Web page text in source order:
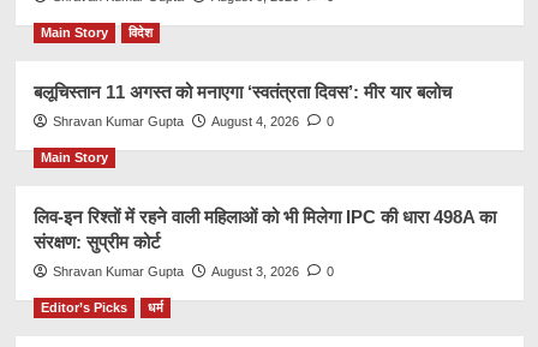
Main Story विदेश
बलूचिस्तान 11 अगस्त को मनाएगा ‘स्वतंत्रता दिवस’: मीर यार बलोच
Shravan Kumar Gupta August 4, 2026 0
Main Story
लिव-इन रिश्तों में रहने वाली महिलाओं को भी मिलेगा IPC की धारा 498A का
संरक्षण: सुप्रीम कोर्ट
Shravan Kumar Gupta August 3, 2026 0
Editor’s Picks धर्म